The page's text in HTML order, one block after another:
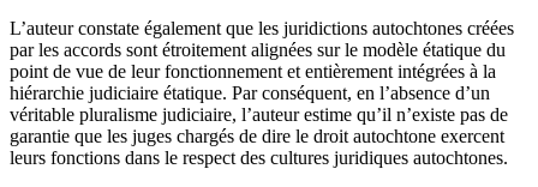
L’auteur constate également que les juridictions autochtones créées
par les accords sont étroitement alignées sur le modèle étatique du
point de vue de leur fonctionnement et entièrement intégrées à la
hiérarchie judiciaire étatique. Par conséquent, en l’absence d’un
véritable pluralisme judiciaire, l’auteur estime qu’il n’existe pas de
garantie que les juges chargés de dire le droit autochtone exercent
leurs fonctions dans le respect des cultures juridiques autochtones.